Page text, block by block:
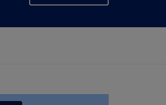
Bekijk kaart